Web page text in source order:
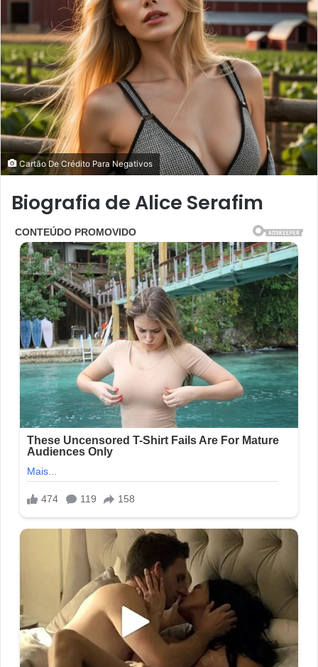
Cartão De Crédito Para Negativos
Biografia de Alice Serafim